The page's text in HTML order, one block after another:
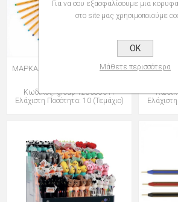
ΜΑΡΚΑΔΟΡΟΙ STABILO 88 POINT
Κωδικός: group-128088041
Ελάχιστη Ποσότητα: 10 (Τεμάχιο)
ΧΑΡΤΙ
Για να σου εξασφαλίσουμε μια
στο site μας χρησιμοποιούμε
OK
Μάθετε περισσότερα